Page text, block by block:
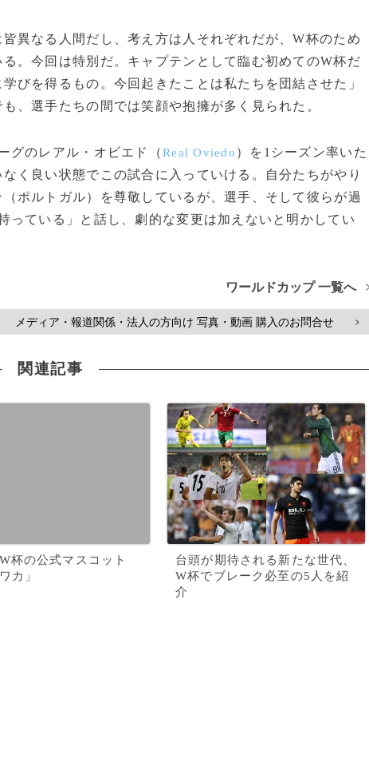
異なる人間だし、考え方は人それぞれだが、W杯のため
。今回は特別だ。キャプテンとして臨む初めてのW杯だ
びを得るもの。今回起きたことは私たちを団結させた」
、選手たちの間では笑顔や抱擁が多く見られた。
グのレアル・オビエド（Real Oviedo ）を1シーズン率いた
く良い状態でこの試合に入っていける。自分たちがやり
ポルトガル）を尊敬しているが、選手、そして彼らが過
っている」と話し、劇的な変更は加えないと明かしてい
ワールドカップ 一覧へ
メディア・報道関係・法人の方向け 写真・動画 購入のお問合せ >
関連記事
杯の公式マスコット
カ」
台頭が期待される新たな世代、
W杯でブレーク必至の5人を紹
介